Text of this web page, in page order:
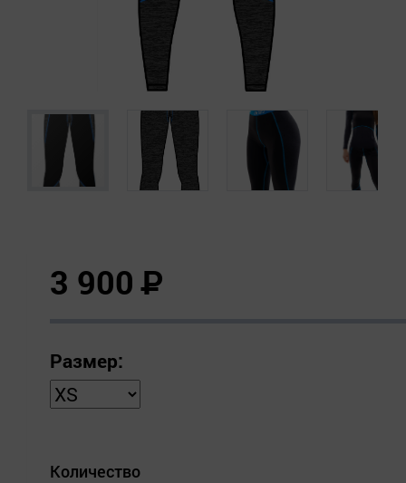
3 900Р
Размер:
Количество